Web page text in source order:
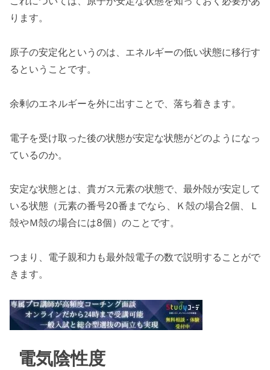
ります。
原子の安定化というのは、エネルギーの低い状態に移行す
るということです。
余剰のエネルギーを外に出すことで、落ち着きます。
電子を受け取った後の状態が安定な状態がどのようになっ
ているのか。
安定な状態とは、貴ガス元素の状態で、最外殻が安定して
いる状態（元素の番号20番までなら、Ｋ殻の場合2個、Ｌ
殻やＭ殻の場合には8個）のことです。
つまり、電子親和力も最外殻電子の数で説明することがで
きます。
電気陰性度